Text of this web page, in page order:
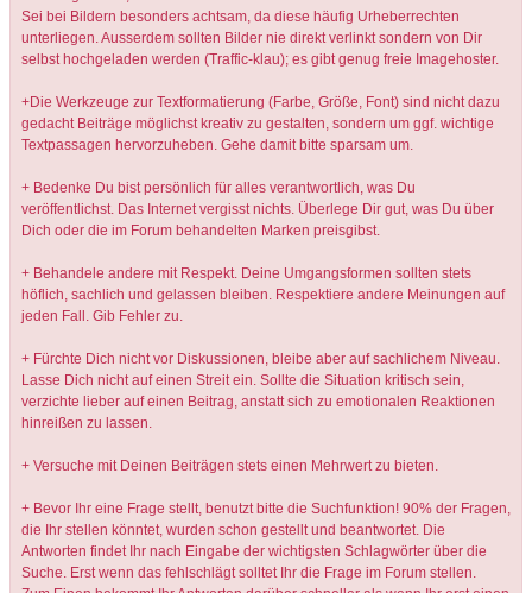
Sei bei Bildern besonders achtsam, da diese häufig Urheberrechten
unterliegen. Ausserdem sollten Bilder nie direkt verlinkt sondern von Dir
selbst hochgeladen werden (Traffic-klau); es gibt genug freie Imagehoster.
+Die Werkzeuge zur Textformatierung (Farbe, Größe, Font) sind nicht dazu
gedacht Beiträge möglichst kreativ zu gestalten, sondern um ggf. wichtige
Textpassagen hervorzuheben. Gehe damit bitte sparsam um.
+ Bedenke Du bist persönlich für alles verantwortlich, was Du
veröffentlichst. Das Internet vergisst nichts. Überlege Dir gut, was Du über
Dich oder die im Forum behandelten Marken preisgibst.
+ Behandele andere mit Respekt. Deine Umgangsformen sollten stets
höflich, sachlich und gelassen bleiben. Respektiere andere Meinungen auf
jeden Fall. Gib Fehler zu.
+ Fürchte Dich nicht vor Diskussionen, bleibe aber auf sachlichem Niveau.
Lasse Dich nicht auf einen Streit ein. Sollte die Situation kritisch sein,
verzichte lieber auf einen Beitrag, anstatt sich zu emotionalen Reaktionen
hinreißen zu lassen.
+ Versuche mit Deinen Beiträgen stets einen Mehrwert zu bieten.
+ Bevor Ihr eine Frage stellt, benutzt bitte die Suchfunktion! 90% der Fragen,
die Ihr stellen könntet, wurden schon gestellt und beantwortet. Die
Antworten findet Ihr nach Eingabe der wichtigsten Schlagwörter über die
Suche. Erst wenn das fehlschlägt solltet Ihr die Frage im Forum stellen.